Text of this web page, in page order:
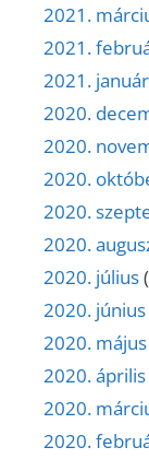
2021.
2021.
2021. január
2020.
2020.
2020.
2020.
2020.
2020. július
2020. június
2020. május
2020. április
2020.
2020.